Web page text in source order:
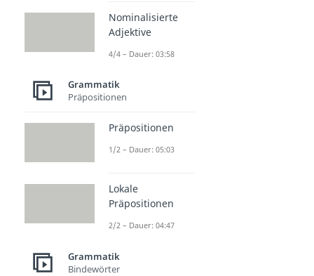
Nominalisierte
Adjektive
4/4 – Dauer: 03:58
Grammatik
Präpositionen
Präpositionen
1/2 – Dauer: 05:03
Lokale
Präpositionen
2/2 – Dauer: 04:47
Grammatik
Bindewörter